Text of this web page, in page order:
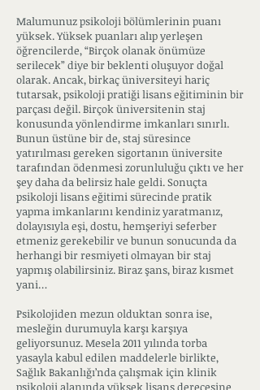
Malumunuz psikoloji bölümlerinin puanı
yüksek. Yüksek puanları alıp yerleşen
öğrencilerde, “Birçok olanak önümüze
serilecek” diye bir beklenti oluşuyor doğal
olarak. Ancak, birkaç üniversiteyi hariç
tutarsak, psikoloji pratiği lisans eğitiminin bir
parçası değil. Birçok üniversitenin staj
konusunda yönlendirme imkanları sınırlı.
Bunun üstüne bir de, staj süresince
yatırılması gereken sigortanın üniversite
tarafından ödenmesi zorunluluğu çıktı ve her
şey daha da belirsiz hale geldi. Sonuçta
psikoloji lisans eğitimi sürecinde pratik
yapma imkanlarını kendiniz yaratmanız,
dolayısıyla eşi, dostu, hemşeriyi seferber
etmeniz gerekebilir ve bunun sonucunda da
herhangi bir resmiyeti olmayan bir staj
yapmış olabilirsiniz. Biraz şans, biraz kısmet
yani…
Psikolojiden mezun olduktan sonra ise,
mesleğin durumuyla karşı karşıya
geliyorsunuz. Mesela 2011 yılında torba
yasayla kabul edilen maddelerle birlikte,
Sağlık Bakanlığı’nda çalışmak için klinik
psikoloji alanında yüksek lisans derecesine